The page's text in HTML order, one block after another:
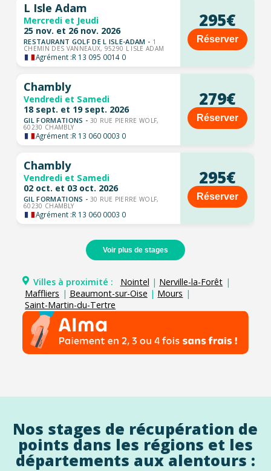
L Isle Adam
Mercredi et Jeudi
25 nov. et 26 nov. 2026
RESTAURANT GOLF DE L ISLE-ADAM - 1
CHEMIN DES VANNEAUX, 95290 L ISLE ADAM
Agrément :R 13 095 0014 0
295€
Réserver
Chambly
Vendredi et Samedi
18 sept. et 19 sept. 2026
GIL FORMATIONS - 30 RUE PIERRE WOLF,
60230 CHAMBLY
Agrément :R 13 060 0003 0
279€
Réserver
Chambly
Vendredi et Samedi
02 oct. et 03 oct. 2026
GIL FORMATIONS - 30 RUE PIERRE WOLF,
60230 CHAMBLY
Agrément :R 13 060 0003 0
295€
Réserver
Voir plus de stages
Villes à proximité : Nointel | Nerville-la-Forêt |
Maffliers | Beaumont-sur-Oise | Mours |
Saint-Martin-du-Tertre
Nos stages de récupération de
points dans les régions et les
départements aux alentours :